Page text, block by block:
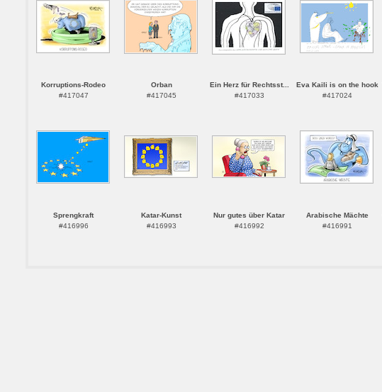
Korruptions-Rodeo
#417047
Orban
#417045
Ein Herz für Rechtsst...
#417033
Eva Kaili is on the hook
#417024
Sprengkraft
#416996
Katar-Kunst
#416993
Nur gutes über Katar
#416992
Arabische Mächte
#416991